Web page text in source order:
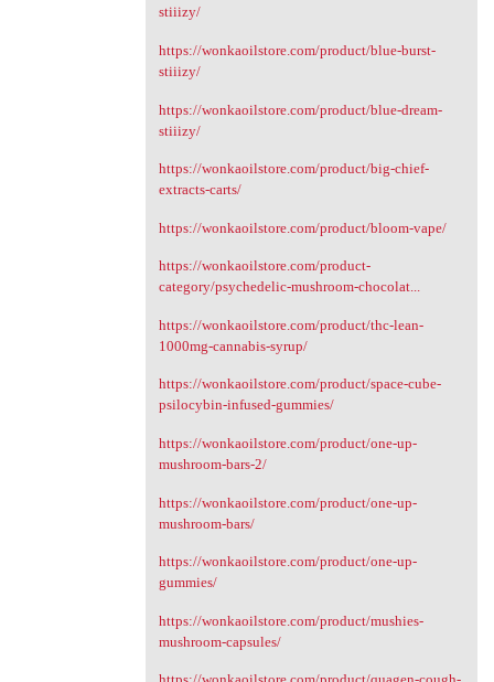
stiiizy/
https://wonkaoilstore.com/product/blue-burst-
stiiizy/
https://wonkaoilstore.com/product/blue-dream-
stiiizy/
https://wonkaoilstore.com/product/big-chief-
extracts-carts/
https://wonkaoilstore.com/product/bloom-vape/
https://wonkaoilstore.com/product-
category/psychedelic-mushroom-chocolat...
https://wonkaoilstore.com/product/thc-lean-
1000mg-cannabis-syrup/
https://wonkaoilstore.com/product/space-cube-
psilocybin-infused-gummies/
https://wonkaoilstore.com/product/one-up-
mushroom-bars-2/
https://wonkaoilstore.com/product/one-up-
mushroom-bars/
https://wonkaoilstore.com/product/one-up-
gummies/
https://wonkaoilstore.com/product/mushies-
mushroom-capsules/